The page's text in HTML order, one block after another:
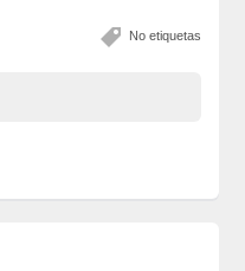
No etiquetas